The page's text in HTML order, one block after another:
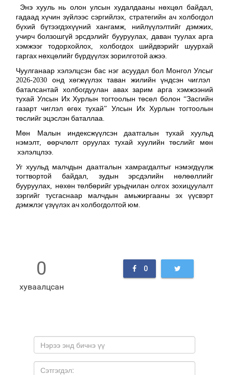
Энэ хууль нь олон улсын худалдааны нөхцөл байдал,
гадаад хүчин зүйлээс сэргийлэх стратегийн ач холбогдол
бүхий
бүтээгдэхүүний хангамж нийлүүлэлтийг дэмжих,
учирч болзошгүй эрсдэлийг бууруулах, даван туулах арга
хэмжээг
тодорхойлох холбогдох шийдвэрийг
шуурхай
гаргах нөхцөлийг бүрдүүлэх зорилготой ажээ
Чуулганаар хэлэлцсэн бас нэг асуудал бол Монгол Улсыг
2026-2030онд хөгжүүлэх таван жилийн үндсэн
чиглэл
баталсантай
холбогдуулан авах зарим арга
хэмжээний
тухай Улсын Их Хурлын тогтоолын төсөл болон “Засгийн
газарт чиглэл өгөх тухай” Улсын Их Хурлын тогтоолын
төслийг эцэслэн баталлаа
Мөн Малын индексжүүлсэн даатгалын тухай
хуульд
нэмэлт, өөрчлөлт оруулах тухай хуулийн төслийг
мөн
хэлэлцлээ
Уг хуульд малчдын даатгалын хамрагдалтыг нэмэгдүүлж
тогтвортой
байдал,зудын эрсдэлийн
нөлөөллийг
бууруулах
нөхөн төлбөрийг урьдчилан олгох зохицуулалт
зэргийг
тусгаснаар малчдын амьжиргааны эх
үүсвэрт
дэмжлэг үзүүлэх ач холбогдолтой юм
0
хуваалцсан
0